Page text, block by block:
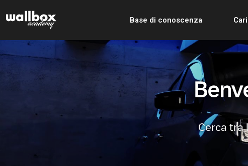
Base di conoscenza
Cerca tra